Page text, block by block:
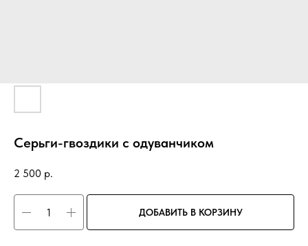
Серьги-гвоздики с одуванчиком
2 500 р.
ДОБАВИТЬ В КОРЗИНУ